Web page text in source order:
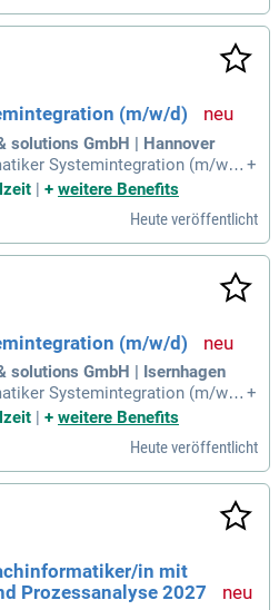
Du bist versiert im Umgang
JSON oder CSV. Analytisches
Prozesse
Arbeitszeiten und freuen u
wenn nicht alle Anforderunge
(m/w/d)
GmbH | Hannover
Systemintegration (m/w/
& solutions GmbH kann
Dein Können miteinander verb
+
| + weitere Benefits
Heute veröffentlicht
(m/w/d)
GmbH | Isernhagen
Systemintegration (m/w/
& solutions GmbH kann
Dein Können miteinander verb
+
| + weitere Benefits
Heute veröffentlicht
in mit
Prozessanalyse 2027